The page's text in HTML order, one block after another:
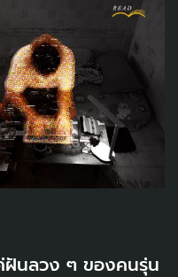
นลวง ๆ ของคนรุ่น